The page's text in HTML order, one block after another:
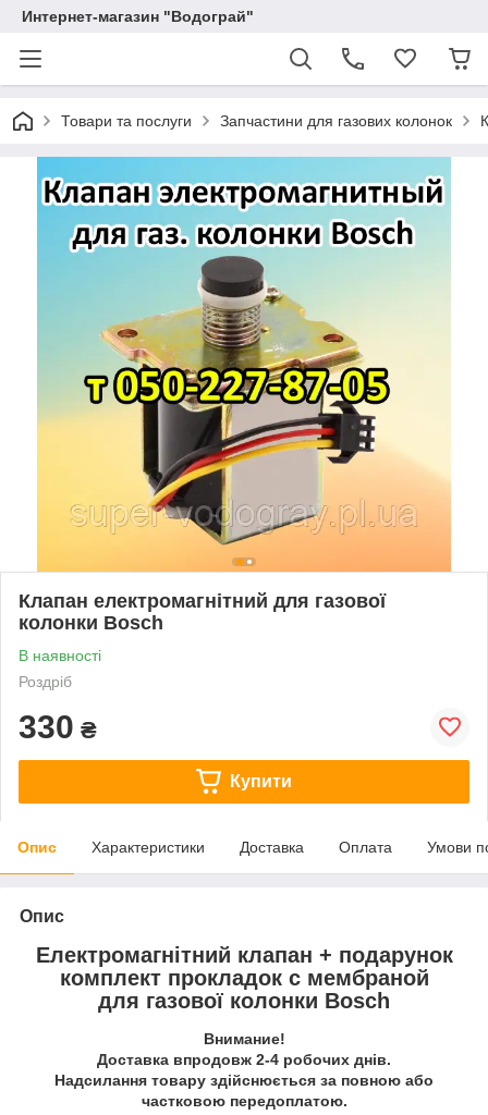
Интернет-магазин "Водограй"
Товари та послуги Запчастини для газових колонок
Клапан електромагнітний для газової
колонки Bosch
В наявності
Роздріб
330 ₴
Купити
Опис Характеристики Доставка Оплата Умови
Опис
Електромагнітний клапан + подарунок
комплект прокладок с мембраной
для газової колонки Bosch
Внимание!
Доставка впродовж 2-4 робочих днів.
Надсилання товару здійснюється за повною або
частковою передоплатою.